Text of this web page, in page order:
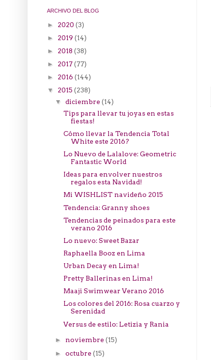
ARCHIVO DEL BLOG
► 2020 (3)
► 2019 (14)
► 2018 (38)
► 2017(77)
► 2016 (144)
▼ 2015 (238)
▼diciembre(14)
Tips para llevar tu joyas en estas
fiestas!
Cómo llevar la Tendencia Total
White este 2016?
Lo Nuevo de Lalalove: Geometric
Fantastic World
Ideas para envolver nuestros
regalos esta Navidad!
Mi WISHLIST navideño 2015
Tendencia: Granny shoes
Tendencias de peinados para este
verano 2016
Lo nuevo: Sweet Bazar
Raphaella Booz en Lima
Urban Decay en Lima!
Pretty Ballerinas en Lima!
Maaji Swimwear Verano 2016
Los colores del 2016: Rosa cuarzo y
Serenidad
Versus de estilo: Letizia y Rania
► noviembre(15)
►octubre(15)